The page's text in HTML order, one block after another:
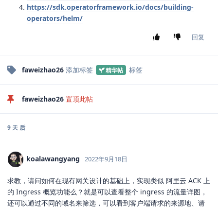
https://sdk.operatorframework.io/docs/building-
operators/helm/
回复
faweizhao26 添加标签 精华帖 标签
faweizhao26 置顶此帖
9 天 后
koalawangyang 2022年9月18日
求教，请问如何在现有网关设计的基础上，实现类似 阿里云 ACK 上
的 Ingress 概览功能么？就是可以查看整个 ingress 的流量详图，
还可以通过不同的域名来筛选，可以看到客户端请求的来源地、请